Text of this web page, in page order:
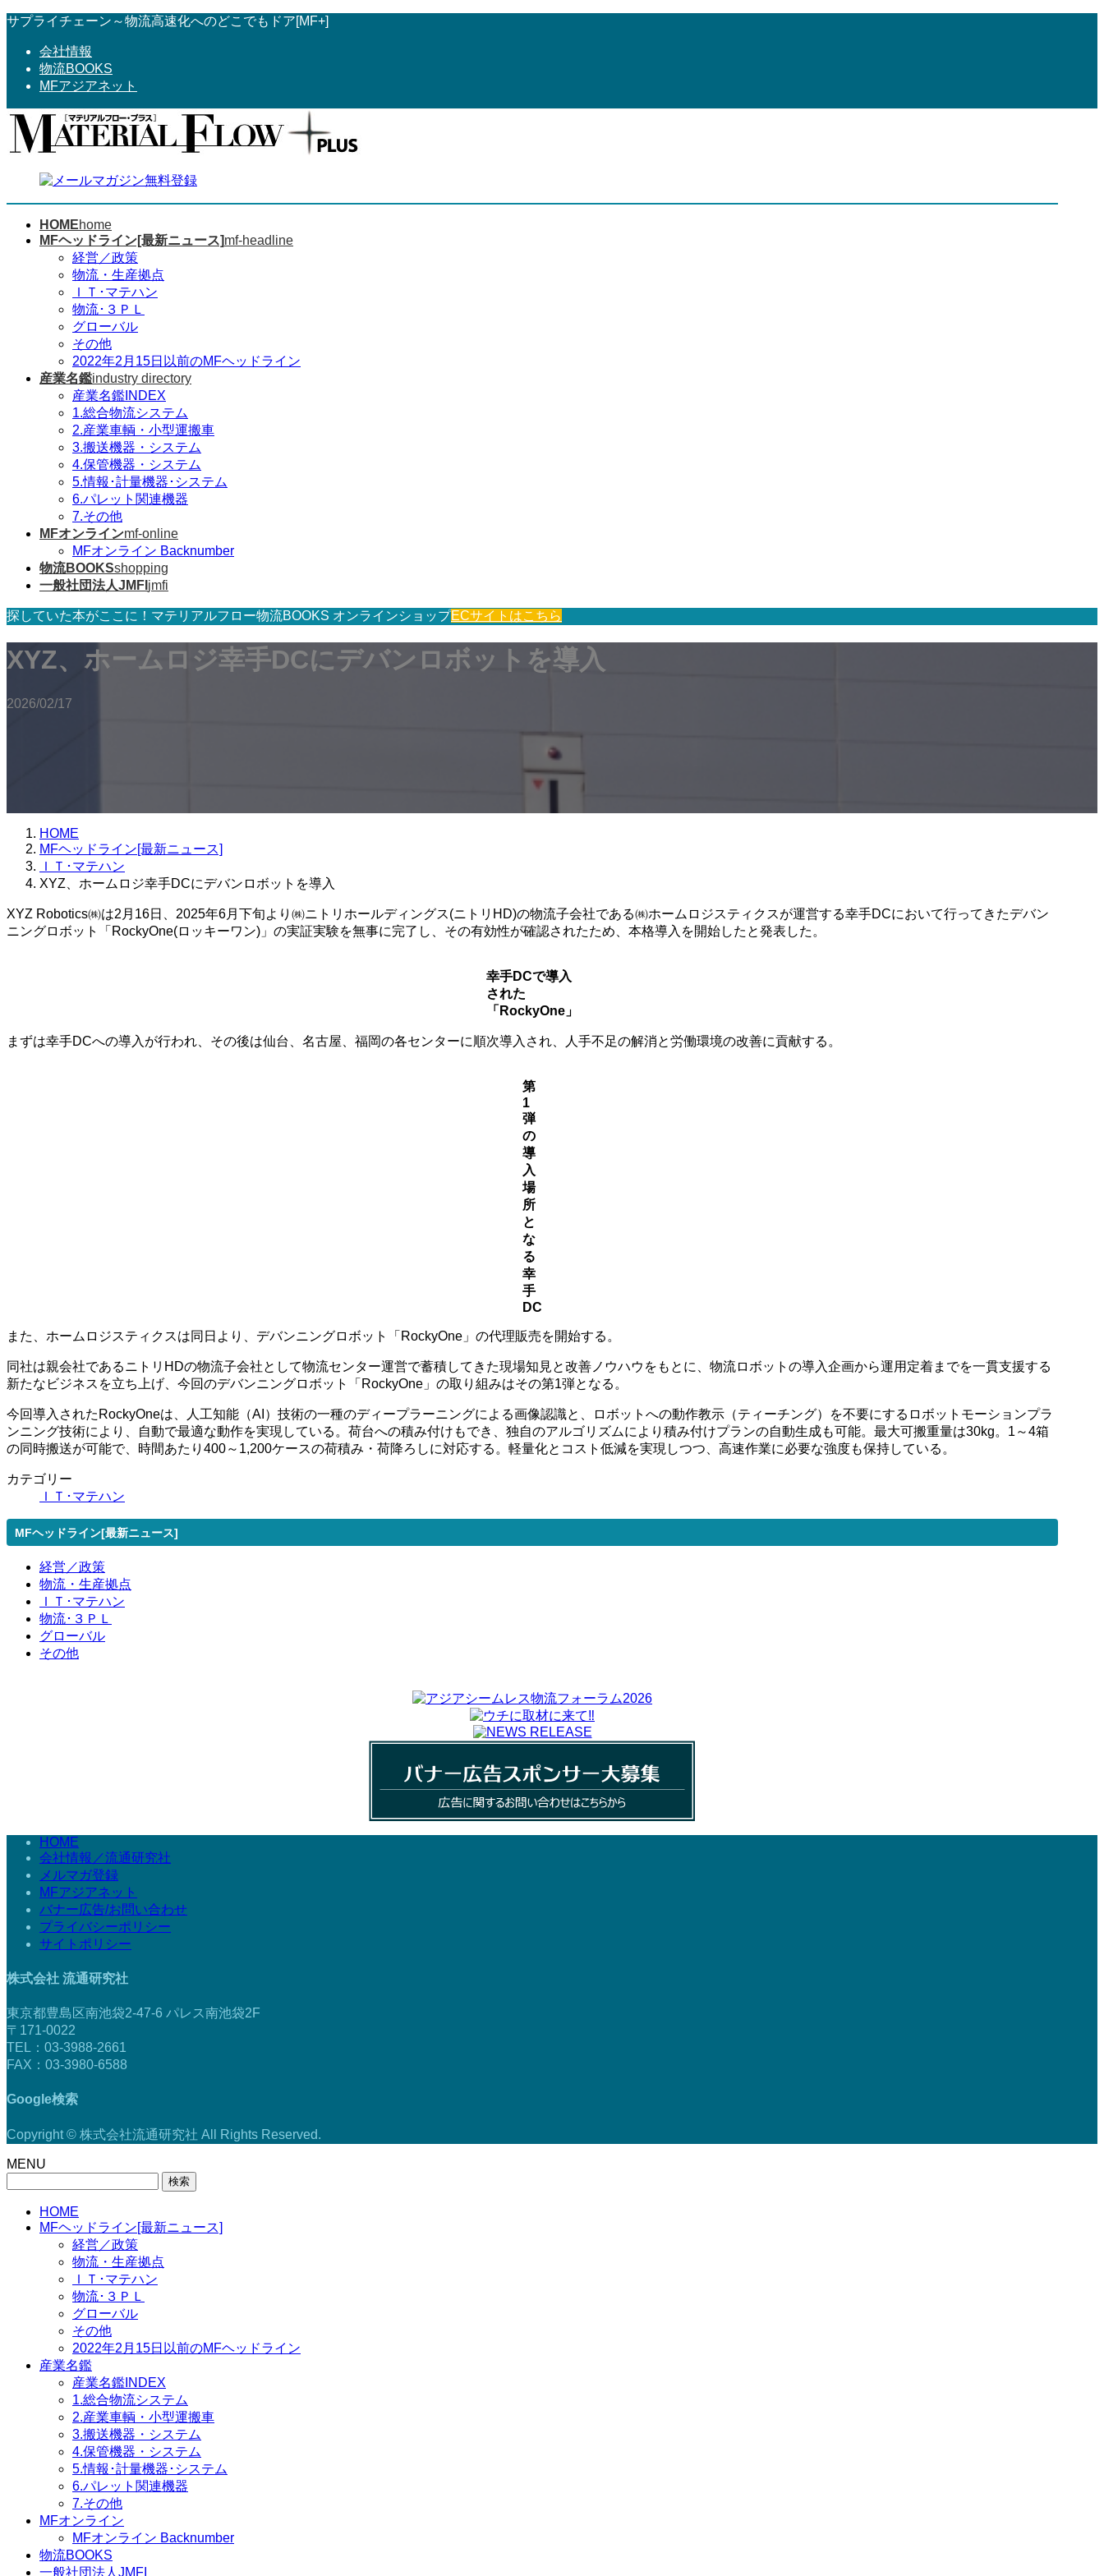
コ
へ
ス
ナ
ョ
ン
サプライチェーン～物流高速化へのどこでもドア[MF+]
会社情報
物流BOOKS
MFアジアネット
HOMEhome
MFヘッドライン[最新ニュース]mf-headline
経営／政策
物流・生産拠点
ＩＴ･マテハン
物流･３ＰＬ
グローバル
その他
2022年2月15日以前のMFヘッドライン
産業名鑑industry directory
産業名鑑INDEX
1.総合物流システム
2.産業車輌・小型運搬車
3.搬送機器・システム
4.保管機器・システム
5.情報･計量機器･システム
6.パレット関連機器
7.その他
MFオンラインmf-online
MFオンライン Backnumber
物流BOOKSshopping
一般社団法人JMFI jmfi
探していた本がここに！マテリアルフロー物流BOOKS オンラインショップECサイトはこちら
XYZ、ホームロジ幸手DCにデバンロボットを導入
2026/02/17
HOME
MFヘッドライン[最新ニュース]
ＩＴ･マテハン
XYZ、ホームロジ幸手DCにデバンロボットを導入
XYZ Robotics㈱は2月16日、2025年6月下旬より㈱ニトリホールディングス(ニトリHD)の物流子会社である㈱ホームロジスティクスが運営する幸手DCにおいて行ってきたデバン
ニングロボット「RockyOne(ロッキーワン)」の実証実験を無事に完了し、その有効性が確認されたため、本格導入を開始したと発表した。
幸手DCで導入
された
「RockyOne」
まずは幸手DCへの導入が行われ、その後は仙台、名古屋、福岡の各センターに順次導入され、人手不足の解消と労働環境の改善に貢献する。
第
1
弾
の
導
入
場
所
と
な
る
幸
手
DC
また、ホームロジスティクスは同日より、デバンニングロボット「RockyOne」の代理販売を開始する。
同社は親会社であるニトリHDの物流子会社として物流センター運営で蓄積してきた現場知見と改善ノウハウをもとに、物流ロボットの導入企画から運用定着までを一貫支援する
新たなビジネスを立ち上げ、今回のデバンニングロボット「RockyOne」の取り組みはその第1弾となる。
今回導入されたRockyOneは、人工知能（AI）技術の一種のディープラーニングによる画像認識と、ロボットへの動作教示（ティーチング）を不要にするロボットモーションプラ
ンニング技術により、自動で最適な動作を実現している。荷台への積み付けもでき、独自のアルゴリズムにより積み付けプランの自動生成も可能。最大可搬重量は30kg。1～4箱
の同時搬送が可能で、時間あたり400～1,200ケースの荷積み・荷降ろしに対応する。軽量化とコスト低減を実現しつつ、高速作業に必要な強度も保持している。
カテゴリー
ＩＴ･マテハン
MFヘッドライン[最新ニュース]
経営／政策
物流・生産拠点
ＩＴ･マテハン
物流･３ＰＬ
グローバル
その他
HOME
会社情報／流通研究社
メルマガ登録
MFアジアネット
バナー広告/お問い合わせ
プライバシーポリシー
サイトポリシー
株式会社 流通研究社
東京都豊島区南池袋2-47-6 パレス南池袋2F
〒171-0022
TEL：03-3988-2661
FAX：03-3980-6588
Google検索
Copyright © 株式会社流通研究社 All Rights Reserved.
MENU
HOME
MFヘッドライン[最新ニュース]
経営／政策
物流・生産拠点
ＩＴ･マテハン
物流･３ＰＬ
グローバル
その他
2022年2月15日以前のMFヘッドライン
産業名鑑
産業名鑑INDEX
1.総合物流システム
2.産業車輌・小型運搬車
3.搬送機器・システム
4.保管機器・システム
5.情報･計量機器･システム
6.パレット関連機器
7.その他
MFオンライン
MFオンライン Backnumber
物流BOOKS
一般社団法人JMFI